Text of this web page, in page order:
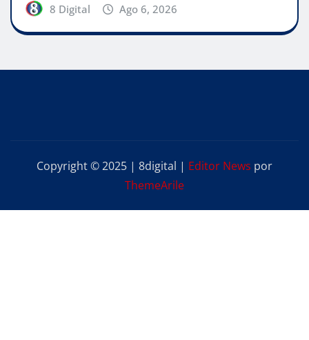
8 Digital Ago 6, 2026
Copyright © 2025 | 8digital | Editor News por
ThemeArile